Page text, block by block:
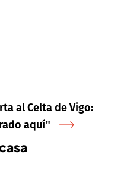
al Celta de Vigo:
aquí"